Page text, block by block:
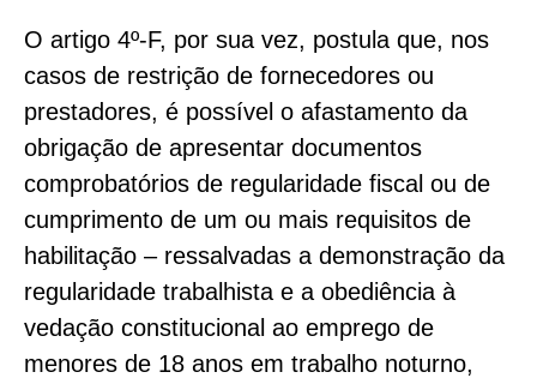
O artigo 4º-F, por sua vez, postula que, nos
casos de restrição de fornecedores ou
prestadores, é possível o afastamento da
obrigação de apresentar documentos
comprobatórios de regularidade fiscal ou de
cumprimento de um ou mais requisitos de
habilitação – ressalvadas a demonstração da
regularidade trabalhista e a obediência à
vedação constitucional ao emprego de
menores de 18 anos em trabalho noturno,